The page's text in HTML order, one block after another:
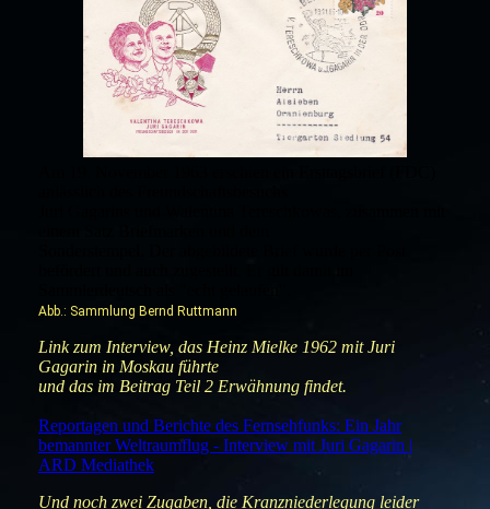
Abb.: Sammlung Bernd Ruttmann
Link zum Interview, das Heinz Mielke 1962 mit Juri
Gagarin in Moskau führte
und das im Beitrag Teil 2 Erwähnung findet.
Reportagen und Berichte des Fernsehfunks: Ein Jahr
bemannter Weltraumflug - Interview mit Juri Gagarin |
ARD Mediathek
Und noch zwei Zugaben, die Kranzniederlegung leider